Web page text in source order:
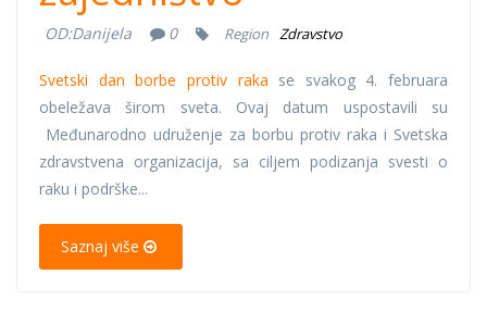
OD:Danijela 0 Region Zdravstvo
Svetski dan borbe protiv raka se svakog 4. februara
obeležava širom sveta. Ovaj datum uspostavili su
Međunarodno udruženje za borbu protiv raka i Svetska
zdravstvena organizacija, sa ciljem podizanja svesti o
raku i podrške...
Saznaj više